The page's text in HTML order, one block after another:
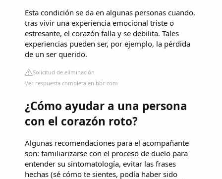
Esta condición se da en algunas personas cuando,
tras vivir una experiencia emocional triste o
estresante, el corazón falla y se debilita. Tales
experiencias pueden ser, por ejemplo, la pérdida
de un ser querido.
Solicitud de eliminación
Ver respuesta completa en bbc.com
¿Cómo ayudar a una persona
con el corazón roto?
Algunas recomendaciones para el acompañante
son: familiarizarse con el proceso de duelo para
entender su sintomatología, evitar las frases
hechas (sé cómo te sientes, podía haber sido